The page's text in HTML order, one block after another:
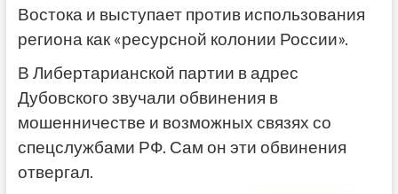
Востока и выступает против использования
региона как «ресурсной колонии России».
В Либертарианской партии в адрес
Дубовского звучали обвинения в
мошенничестве и возможных связях со
спецслужбами РФ. Сам он эти обвинения
отвергал.